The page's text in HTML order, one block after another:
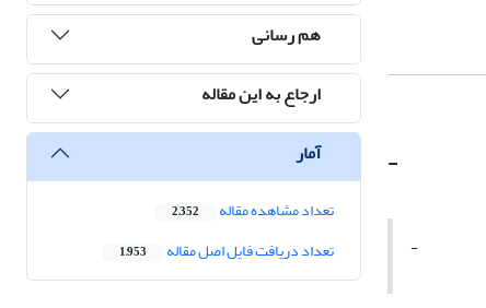
-
-
هم رسانی
ارجاع به این مقاله
آمار
تعداد مشاهده مقاله 2,352
تعداد دریافت فایل اصل مقاله 1,953